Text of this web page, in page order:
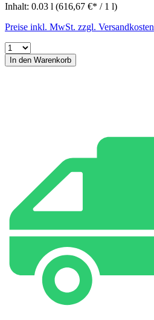
Inhalt: 0.03 l (616,67 €* / 1 l)
Preise inkl. MwSt. zzgl. Versandkosten
In den Warenkorb